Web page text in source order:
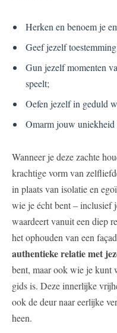
Herken en ‌benoem​ je
Geef⁢ jezelf
Gun jezelf momenten
speelt;
Oefen ⁢jezelf ​in‌ geduld
Omarm jouw uniekheid
Wanneer je deze zachte​
krachtige vorm van
in plaats van isolatie en
wie ‌je écht bent ⁤– inclusief
waardeert ⁣vanuit een diep
het‍ ophouden van een
authentieke relatie met‌
bent, maar ook wie‌ je kunt
gids ⁣is. Deze innerlijke
ook de​ deur⁢ naar eerlijke
heen.